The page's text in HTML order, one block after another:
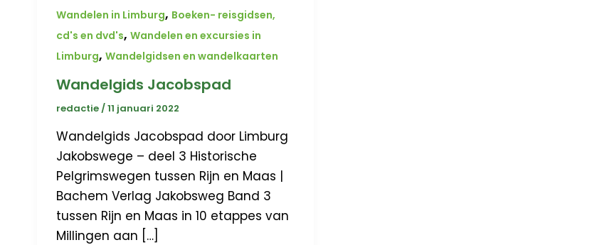
Wandelen in Limburg, Boeken- reisgidsen,
cd's en dvd's, Wandelen en excursies in
Limburg, Wandelgidsen en wandelkaarten
Wandelgids Jacobspad
redactie/11 januari 2022
Wandelgids Jacobspad door Limburg
Jakobswege – deel 3 Historische
Pelgrimswegen tussen Rijn en Maas |
Bachem Verlag Jakobsweg Band 3
tussen Rijn en Maas in 10 etappes van
Millingen aan […]